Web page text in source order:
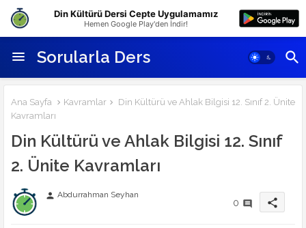
Sorularla Ders
Ana Sayfa Kavramlar
Din Kültürü ve Ahlak Bilgisi 12. Sınıf 2. Ünite
Kavramları
Din Kültürü ve Ahlak Bilgisi 12. Sınıf
2. Ünite Kavramları
person Abdurrahman Seyhan
0 share
Din Kültürü Dersi Cepte Uygulamamız
Hemen Google Play'den İndir!